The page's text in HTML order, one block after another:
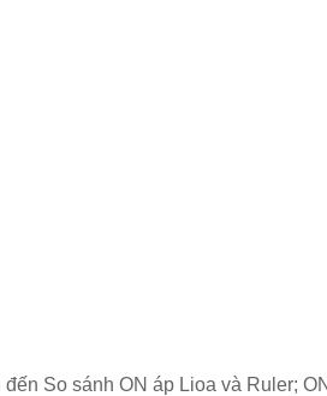
So sánh ON áp Lioa và Ruler;